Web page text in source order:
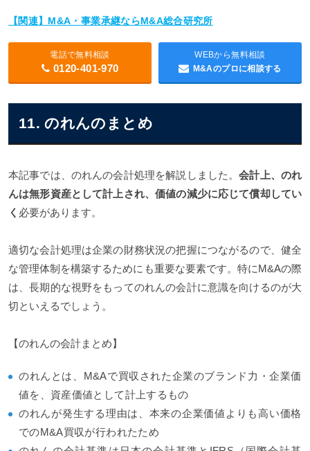
【関連】M&A・事業承継ならM&A総合研究所
電話で無料相談
0120-401-970
WEBから無料相談
M&Aのプロに相談する
11. のれんのまとめ
本記事では、のれんの会計処理を解説しました。会計上、のれ
んは無形資産として計上され、価値の減少に応じて償却してい
く 必要があります。
適切な会計処理は企業の財務状況の把握につながるので、健全
な管理体制を構築するためにも重要な要素です。特にM&Aの際
は、長期的な視野をもってのれんの会計に意識を向けるのが大
切といえるでしょう。
【のれんの会計まとめ】
のれんとは、M&Aで買収された企業のブランド力・企業価
値を、資産価値として計上するもの
のれんが発生する理由は、本来の企業価値よりも高い価格
でのM&A買収が行われたため